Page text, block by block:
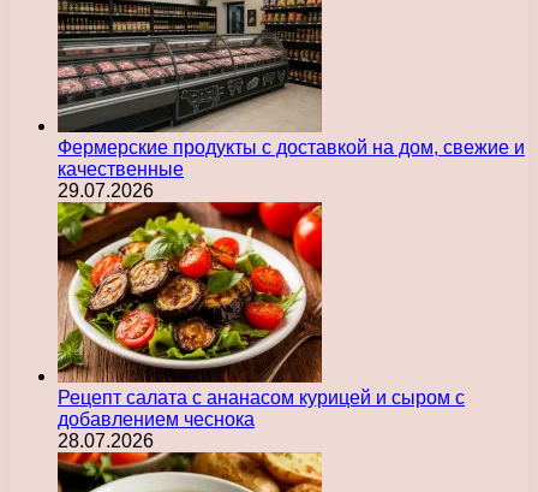
Фермерские продукты с доставкой на дом, свежие и
качественные
29.07.2026
Рецепт салата с ананасом курицей и сыром с
добавлением чеснока
28.07.2026